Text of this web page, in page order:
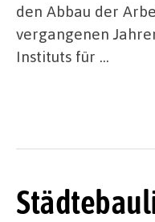
den Abbau der
vergangenen
Instituts für …